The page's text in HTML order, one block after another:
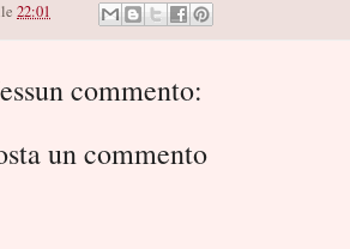
22:01
commento:
un commento